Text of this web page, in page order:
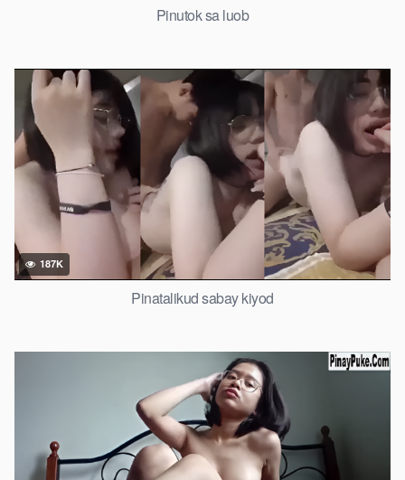
Pinutok sa luob
187K
Pinatalikud sabay kiyod